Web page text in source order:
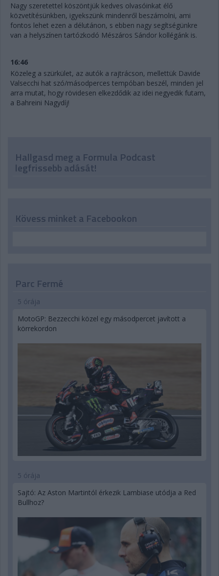
Nagy szeretettel köszöntjük kedves olvasóinkat élő
közvetítésünkben, igyekszünk mindenről beszámolni, ami
fontos lehet ezen a délutánon, s ebben nagy segítségünkre
van a helyszínen tartózkodó Mészáros Sándor kollégánk is.
16:46
Közeleg a szürkület, az autók a rajtrácson, mellettük Davide
Valsecchi hat szó/másodperces tempóban beszél, minden jel
arra mutat, hogy rövidesen elkezdődik az idei negyedik futam,
a Bahreini Nagydíj!
Hallgasd meg a Formula Podcast
legfrissebb adását!
Kövess minket a Facebookon
Parc Fermé
5 órája
MotoGP: Bezzecchi közel egy másodpercet javított a
körrekordon
5 órája
Sajtó: Az Aston Martintól érkezik Lambiase utódja a Red
Bullhoz?